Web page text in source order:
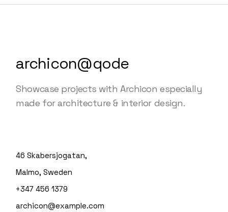
archicon@qode
Showcase projects with Archicon especially
made for architecture & interior design.
46 Skabersjogatan,
Malmo, Sweden
+347 456 1379
archicon@example.com